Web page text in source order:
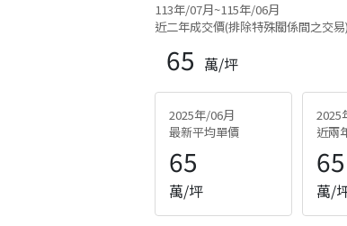
113年/07月~115年/06月
近二年成交價(排除特殊關係間之交易)
65 萬/坪
2025年/06月
最新平均單價
65
萬/坪
2025
近兩
65
萬/